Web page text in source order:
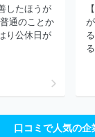
株式会社
株式
会社
ほか(1850件)
したほうが
通のことか
り公休日が
口コミで人気の企